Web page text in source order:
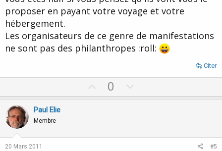
proposer en payant votre voyage et votre
hébergement.
Les organisateurs de ce genre de manifestations
ne sont pas des philanthropes :roll:
Citer
p
t
0
o
v
Paul Elie
Membre
20 Mars 2011 #5